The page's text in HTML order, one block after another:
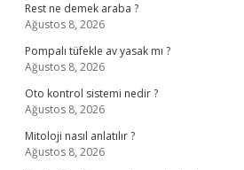
Rest ne demek araba ?
Ağustos 8, 2026
Pompalı tüfekle av yasak mı ?
Ağustos 8, 2026
Oto kontrol sistemi nedir ?
Ağustos 8, 2026
Mitoloji nasıl anlatılır ?
Ağustos 8, 2026